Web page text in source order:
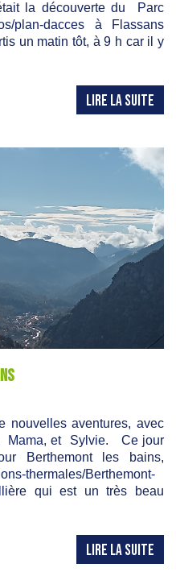
la découverte du Parc
plan-dacces à Flassans
un matin tôt, à 9 h car il y
LIRE LA SUITE
nouvelles aventures, avec
Mama, et Sylvie. Ce jour
Berthemont les bains,
thermales/Berthemont-
qui est un très beau
LIRE LA SUITE